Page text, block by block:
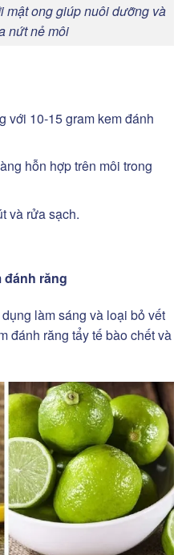
mật ong giúp nuôi dưỡng và
nứt nẻ môi
với 10-15 gram kem đánh
hỗn hợp trên môi trong
và rửa sạch.
đánh răng
làm sáng và loại bỏ vết
đánh răng tẩy tế bào chết và